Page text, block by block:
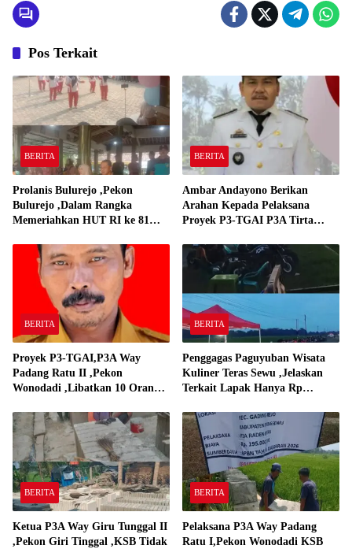
Pos Terkait
BERITA
Prolanis Bulurejo ,Pekon
Bulurejo ,Dalam Rangka
Memeriahkan HUT RI ke 81
BERITA
Ambar Andayono Berikan
Arahan Kepada Pelaksana
Proyek P3-TGAI P3A Tirta
BERITA
Proyek P3-TGAI,P3A Way
Padang Ratu II ,Pekon
Wonodadi ,Libatkan 10 Orang
Padang Ratu
BERITA
Penggagas Paguyuban Wisata
Kuliner Teras Sewu ,Jelaskan
Terkait Lapak Hanya Rp
BERITA
Ketua P3A Way Giru Tunggal II
,Pekon Giri Tinggal ,KSB Tidak
BERITA
Pelaksana P3A Way Padang
Ratu I,Pekon Wonodadi KSB